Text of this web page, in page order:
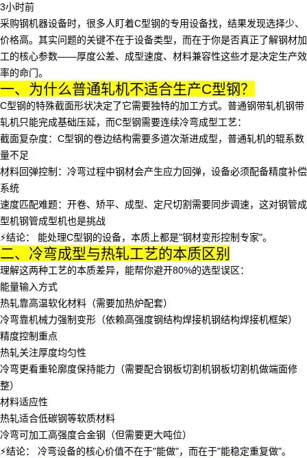
3小时前
采购钢机器设备时，很多人盯着C型钢的专用设备找，结果发现选择少、
价格高。其实问题的关键不在于设备类型，而在于你是否真正了解钢材加
工的核心参数——厚度公差、成型速度、材料兼容性这些才是决定生产效
率的命门。
一、为什么普通轧机不适合生产C型钢？
C型钢的特殊截面形状决定了它需要独特的加工方式。普通钢带轧机钢带
轧机只能完成基础压延，而C型钢需要连续冷弯成型工艺：
截面复杂度：C型钢的卷边结构需要多道次渐进成型，普通轧机的辊系数
量不足
材料回弹控制：冷弯过程中钢材会产生应力回弹，设备必须配备精度补偿
系统
速度匹配难题：开卷、矫平、成型、定尺切割需要同步调速，这对钢管成
型机钢管成型机也是挑战
⚡️结论：
能处理C型钢的设备，本质上都是"钢材变形控制专家"。
二、冷弯成型与热轧工艺的本质区别
理解这两种工艺的本质差异，能帮你避开80%的选型误区：
能量输入方式
热轧靠高温软化材料（需要加热炉配套）
冷弯靠机械力强制变形（依赖高强度钢结构焊接机钢结构焊接机框架）
精度控制重点
热轧关注厚度均匀性
冷弯更看重轮廓度保持能力（需要配合钢板切割机钢板切割机做端面修
整）
材料适应性
热轧适合低碳钢等软质材料
冷弯可加工高强度合金钢（但需要更大吨位）
⚡️结论：
冷弯设备的核心价值不在于"能做"，而在于"能稳定重复做"。